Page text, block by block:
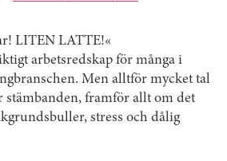
LITEN LATTE!«
arbets­redskap för många i
Men alltför mycket tal
stämbanden, framför allt om det
stress och dålig